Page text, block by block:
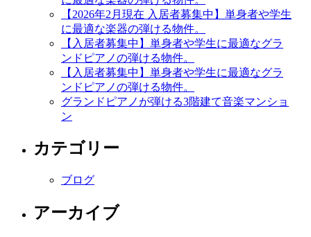
【2026年2月現在 入居者募集中】単身者や学生
に最適な楽器の弾ける物件。
【入居者募集中】単身者や学生に最適なグラ
ンドピアノの弾ける物件。
【入居者募集中】単身者や学生に最適なグラ
ンドピアノの弾ける物件。
グランドピアノが弾ける3階建て音楽マンショ
ン
カテゴリー
ブログ
アーカイブ